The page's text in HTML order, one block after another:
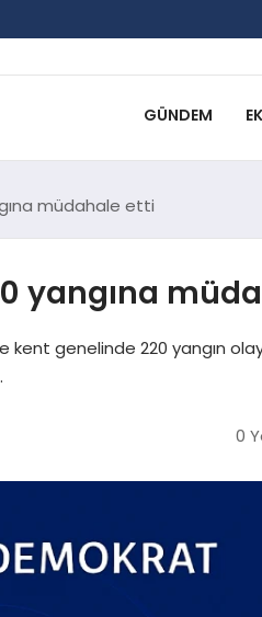
GÜNDEM
müdahale etti
yangına
genelinde 220 yangın
0